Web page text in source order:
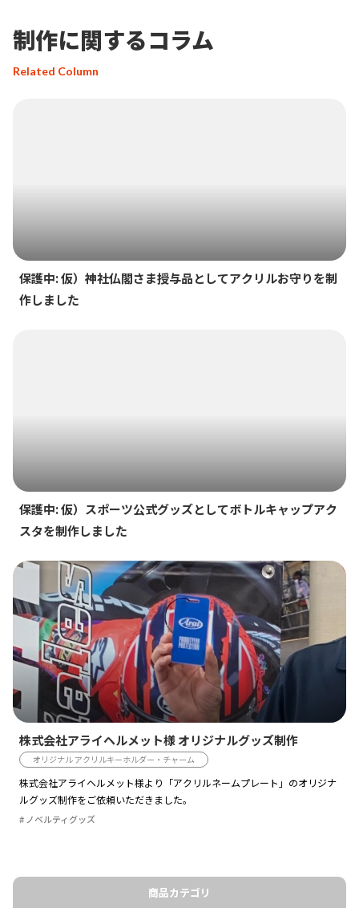
制作に関するコラム
Related Column
保護中: 仮）神社仏閣さま授与品としてアクリルお守りを制
作しました
保護中: 仮）スポーツ公式グッズとしてボトルキャップアク
スタを制作しました
株式会社アライヘルメット様 オリジナルグッズ制作
オリジナル アクリルキーホルダー・チャーム
株式会社アライヘルメット様より「アクリルネームプレート」のオリジナ
ルグッズ制作をご依頼いただきました。
ノベルティグッズ
商品カテゴリ